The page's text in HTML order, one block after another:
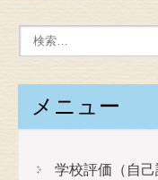
稿
の
ビ
ゲ
ー
メニュー
学校評価（自